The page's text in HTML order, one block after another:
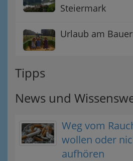
Steiermark
Urlaub am
Tipps
News und
Weg vom
wollen oder
aufhören